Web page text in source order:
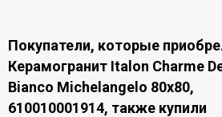
Покупатели, которые
Керамогранит Italon Charme
Bianco Michelangelo 80x80,
610010001914, также купили